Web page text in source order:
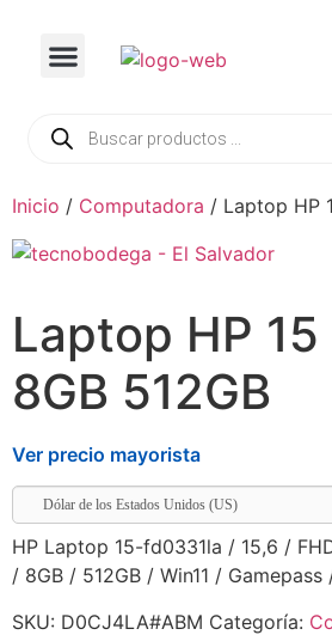
Inicio / Computadora / Laptop HP
Laptop HP
8GB 512GB
Ver precio mayorista
Dólar de los Estados Unidos (US)
HP Laptop 15-fd0331la / 15,6 /
/ 8GB / 512GB / Win11 / Gamepass
SKU: D0CJ4LA#ABM Categoría: